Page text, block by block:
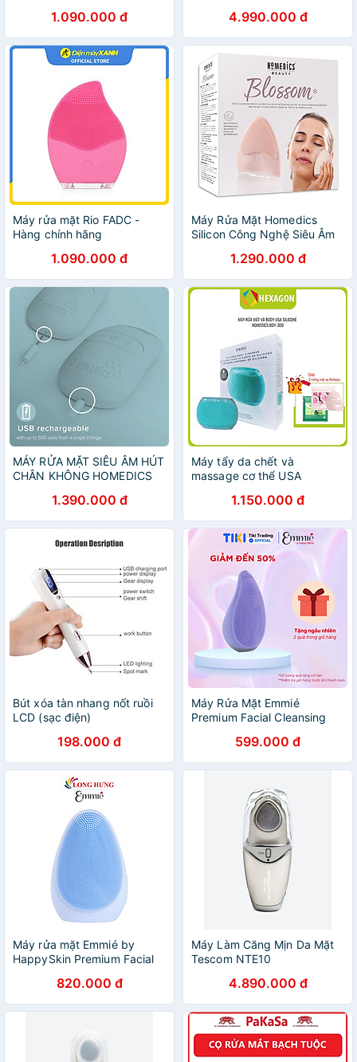
1.090.000 đ 4.990.000 đ
Máy rửa mặt Rio FADC -
Hàng chính hãng
1.090.000 đ
Máy Rửa Mặt Homedics
Silicon Công Nghệ Siêu Âm
1.290.000 đ
MÁY RỬA MẶT SIÊU ÂM HÚT
CHÂN KHÔNG HOMEDICS
1.390.000 đ
Máy tẩy da chết và
massage cơ thể USA
nghệ siêu âm HoMedics
BDY-300 nhập khẩu USA
1.150.000 đ
Bút xóa tàn nhang nốt ruồi
LCD (sạc điện)
198.000 đ
Máy Rửa Mặt Emmié
Premium Facial Cleansing
Nước Làm Sạch Sâu - Hàng
Chính Hãng
599.000 đ
Máy rửa mặt Emmié by
HappySkin Premium Facial
chính hãng820.000 đ
Máy Làm Căng Mịn Da Mặt
Tescom NTE10
4.890.000 đ